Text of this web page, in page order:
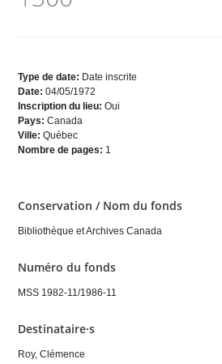
Type de date: Date inscrite
Date:04/05/1972
Inscription du lieu:Oui
Pays:Canada
Ville:Québec
Nombre de pages: 1
Conservation / Nom du fonds
Bibliothèque et Archives Canada
Numéro du fonds
MSS 1982-11/1986-11
Destinataire·s
Roy, Clémence